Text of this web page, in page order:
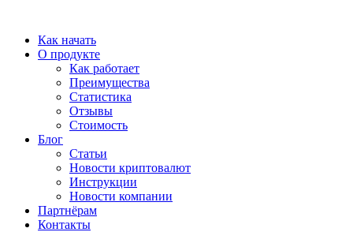
содержимому
Как начать
О продукте
Как работает
Преимущества
Статистика
Отзывы
Стоимость
Блог
Статьи
Новости криптовалют
Инструкции
Новости компании
Партнёрам
Контакты